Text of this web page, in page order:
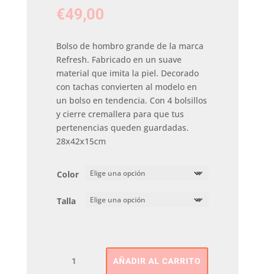
€49,00
Bolso de hombro grande de la marca
Refresh. Fabricado en un suave
material que imita la piel. Decorado
con tachas convierten al modelo en
un bolso en tendencia. Con 4 bolsillos
y cierre cremallera para que tus
pertenencias queden guardadas.
28x42x15cm
Color
Talla
AÑADIR AL CARRITO